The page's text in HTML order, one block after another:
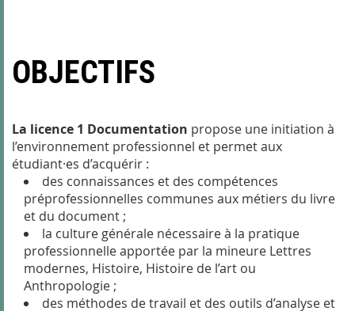
OBJECTIFS
La licence 1 Documentation propose une initiation à
l’environnement professionnel et permet aux
étudiant·es d’acquérir :
des connaissances et des compétences
préprofessionnelles communes aux métiers du livre
et du document ;
la culture générale nécessaire à la pratique
professionnelle apportée par la mineure Lettres
modernes, Histoire, Histoire de l’art ou
Anthropologie ;
des méthodes de travail et des outils d’analyse et